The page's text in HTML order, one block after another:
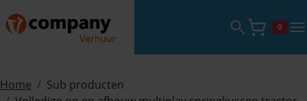
Zoekveld0
Home
Sub producten